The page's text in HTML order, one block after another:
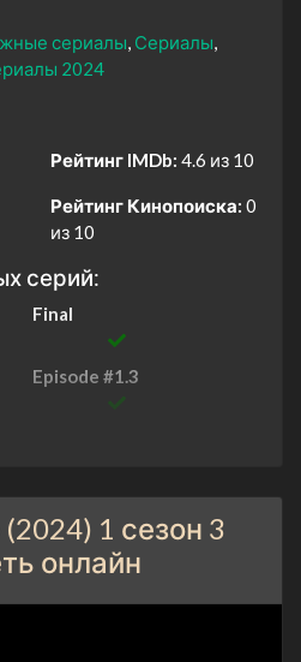
сериалы Сериалы
2024
Рейтинг IMDb: 4.6 из 10
Рейтинг Кинопоиска: 0
из 10
серий:
Final
Episode #1.3
Episode #1.1
1 сезон 3
онлайн